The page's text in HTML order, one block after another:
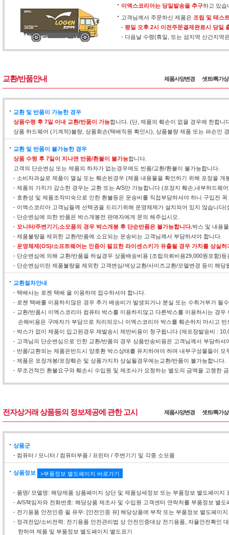
이엑스코리아는 당일발송을 추구하고 있습
고객님께서 주문하신 제품은 조립 및 테스
- 평일 오후 2시 이전주문결제완료시 당일
- 다음날 수령(휴일, 또는 섬지역 산간지역
교환/반품안내 제품사양변경 셋트/특가
교환 및 반품이 가능한 경우
상품수령 후 7일 이내 교환/반품이 가능합니다. (단, 제품의 훼손이 없을 경우에 한합니
상품 하드웨어 (기계적)불량, 상품회손(택배직원 확인시), 상품불량 제품 또는 파손인
교환 및 반품이 불가능한 경우
상품 수령 후 7일이 지나면 반품/환불이 불가능합니다.
고객의 단순변심 또는 제품의 하자가 없는경우에도 반품/교환/환불이 불가능합니다.
- 소비자과실로 제품이 멸실 또는 훼손된경우 (제품 내용물을 확인하기 위해 포장을 개
- 제품의 가치가 감소한 경우는 교환 또는 A/S만 가능합니다 (포장지 훼손,내부하드웨
- 호환성 및 제품조작미숙으로 인한 환불등은 운송비를 직접부담하셔야 하니 구입전
- 이엑스코리아 고객님들께 선택권을 드리기위해 운영체제가 설치되어 있지 않습니다
- 단순변심에 의한 반품은 박스개봉전 판매자에게 문의 해주십시오.
- 모니터/주변기기,소모품의 경우 박스개봉 후 단순반품은 불가능합니다.박스 및 내용
- 제품불량을 제외한 교환/반품에 소요되는 운송비는 고객님께서 부담하셔야 합니다.
- 운영체제(OS)/소프트웨어는 인증이 필요한 라이센스키가 유출될 경우 가치를 상실
- 단순변심에 의해 교환/반품을 하실경우 상품배송비용 (조립의뢰비용29,000원포함)
- 단순변심이란 제품불량을 제외한 고객변심/색상교환/사이즈교환/모델변경 등이 해당
교환절차안내
- 택배사는 로젠 택배 을 이용하여 접수하셔야 합니다.
- 로젠 택배를 이용하지않은 경우 추가 배송비가 발생되거나 분실 또는 수취거부가 될
- 교환/반품시 이엑스코리아 컴퓨터 박스를 이용하지않고 다른박스를 이용하시는 경
손해비용은 구매자가 부담으로 처리되오니 이엑스코리아 박스를 훼손하지 마시고
- 박스가 없이 제품이 입고된경우 재발송시 제반비용이 청구됩니다 (재포장발송비 :
- 고객님의 단순변심으로 인한 교환/반품의 경우 상품반송비용은 고객님께서 부담하
- 반품/교환되는 제품은반드시 양호환 박스상태를 유지하여야 하며 내부구성물들이 모
- 제품은 포장개봉/포장훼손 및 상품가지차 상실될경우에는교환/반품이 불가능합니다.
- 무조건적인 환불요구와 훼손시 수입원 및 제조사가 요청하는 별도의 금액을 고쟁한
전자상거래 상품등의 정보제공에 관한 고시 제품사양변경 셋트/특가
상품군
- 컴퓨터 / 모니터 / 컴퓨터부품 / 프린터 / 주변기기 및 각종 소모품
상품정보 >부품정보 별도페이지 바로가기
- 품명/ 모델명: 해당제품 상품페이지 상단 및 제품상세정보 또는 부품정보 별도페이지
- A/S책임자와 전화번호: 해당상품 제조사 및 수입원 고객센터 연락처를 부품정보 별도
- 전기용품 안전인증 필 유무: [안전인증 유] 해당상품에 부착 또는 부품정보 별도페이지
- 정격전압/소비전력: 전기용품 안전관리법 상 안전인증대상 전기용품, 자율안전확인
한하여 제품 및 부품정보 별도페이지 별도표기